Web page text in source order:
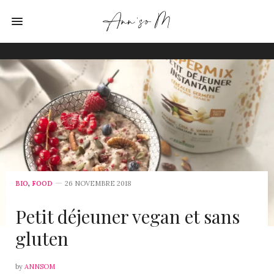
BIO, FOOD 26 NOVEMBRE 2018
Petit déjeuner vegan et sans
gluten
by ANNSOM